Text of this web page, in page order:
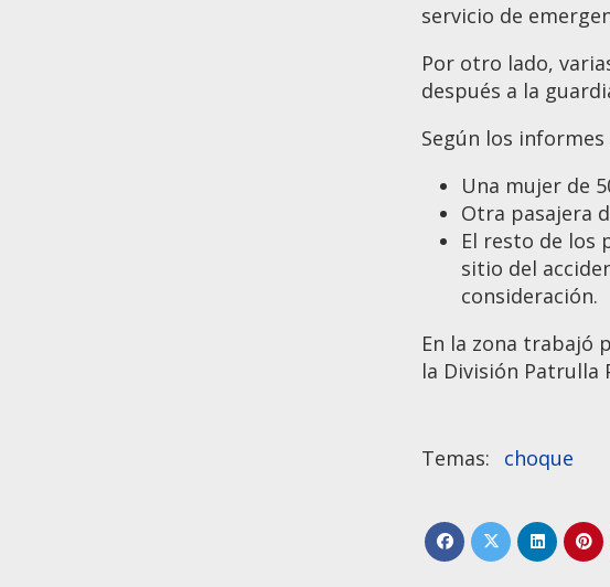
servicio de
Por otro lado,
después a la
Según los informes
Una mujer de
Otra pasajera
El resto de los
sitio del
consideración.
En la zona trabajó
la División
choque